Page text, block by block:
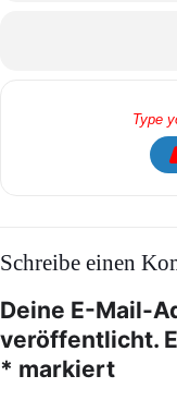
Schreibe einen
Deine E-Mail-
veröffentlicht.
* markiert